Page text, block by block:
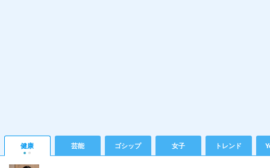
健康 芸能 ゴシップ 女子 トレンド